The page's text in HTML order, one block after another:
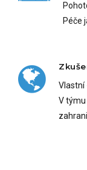
Péče
Vlastní
V